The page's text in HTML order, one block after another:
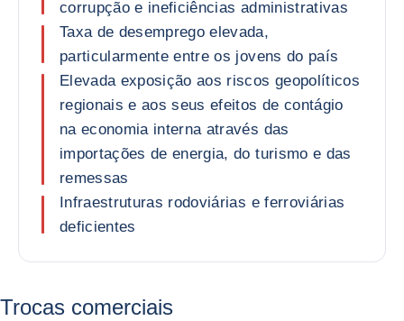
corrupção e ineficiências administrativas
Taxa de desemprego elevada,
particularmente entre os jovens do país
Elevada exposição aos riscos geopolíticos
regionais e aos seus efeitos de contágio
na economia interna através das
importações de energia, do turismo e das
remessas
Infraestruturas rodoviárias e ferroviárias
deficientes
Trocas comerciais